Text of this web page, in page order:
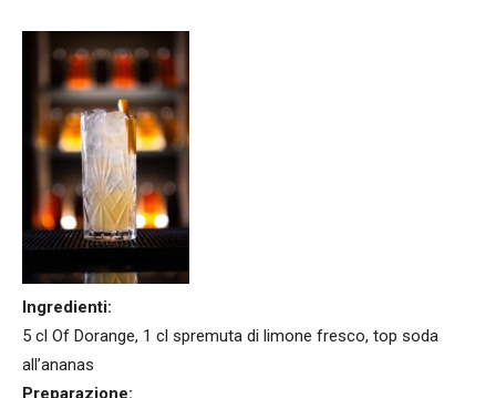
Ingredienti:
5 cl Of Dorange, 1 cl spremuta di limone fresco, top soda
all’ananas
Preparazione: